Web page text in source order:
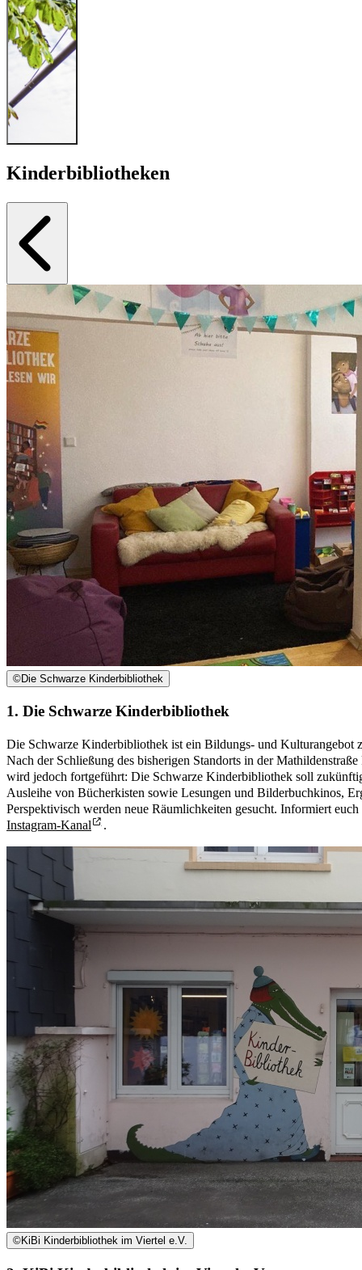
Kinderbibliotheken
©Die Schwarze Kinderbibliothek
1. Die Schwarze Kinderbibliothek
Die Schwarze Kinderbibliothek ist ein Bildungs- und Kulturangebot
Nach der Schließung des bisherigen Standorts in der
wird jedoch fortgeführt: Die Schwarze Kinderbibliothek soll
Ausleihe von Bücherkisten sowie Lesungen und Bilderbuchkinos,
Perspektivisch werden neue Räumlichkeiten gesucht. Informiert
Instagram-Kanal
.
©KiBi Kinderbibliothek im Viertel e.V.